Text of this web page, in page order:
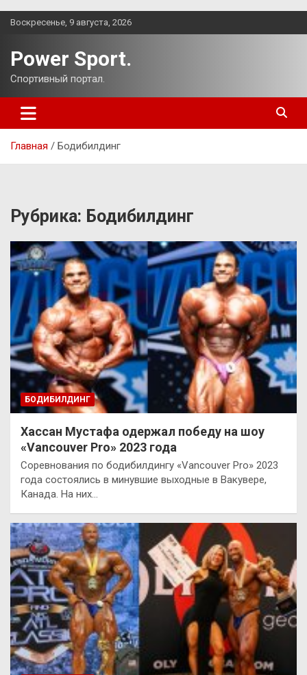
Перейти
Воскресенье, 9 августа, 2026
Power Sport.
Спортивный портал.
Главная Бодибилдинг
Рубрика: Бодибилдинг
БОДИБИЛДИНГ
Хассан Мустафа одержал победу на шоу
«Vancouver Pro» 2023 года
Соревнования по бодибилдингу «Vancouver Pro» 2023
года состоялись в минувшие выходные в Вакувере,
Канада. На них…